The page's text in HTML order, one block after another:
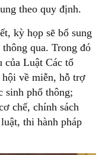
theo quy định.
kỳ họp sẽ bổ sung
qua. Trong đó
của Luật Các tổ
về miễn, hỗ trợ
sinh phổ thông;
chế, chính sách
thi hành pháp